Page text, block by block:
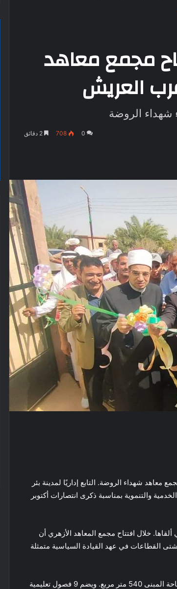
مجمع معاهد
العريش
شهداء الروضة
0
708
معاهد شهداء الروضة. التابع إداريًا لمدينة بئر
والتنموية بمناسبة ذكرى انتصارات أكتوبر
خلال افتتاح مجمع المعاهد الأزهري أن
القطاعات في عهد القيادة السياسية متمثلة
كما أضاف أن المساحة الإجمالية للمجمع تبلغ 4000 متر مربع، ومساحة المبنى 540 متر مربع. ويضم 9 فصول تعليمية